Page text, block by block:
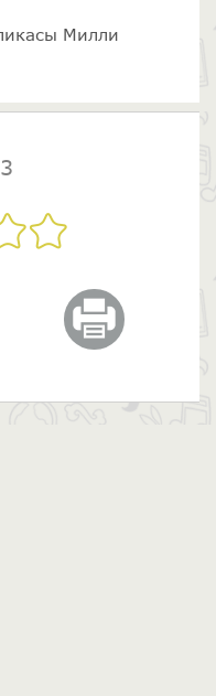
Милли